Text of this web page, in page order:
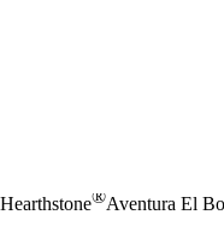
Hearthstone®Aventura El